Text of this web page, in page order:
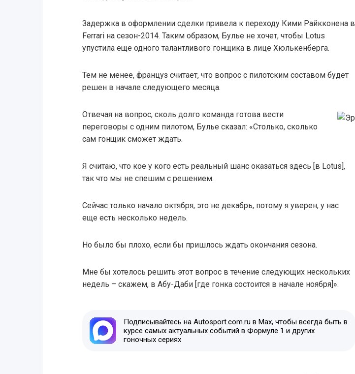
Задержка в оформлении сделки привела к переходу Кими Райкконена в
Ferrari на сезон-2014. Таким образом, Булье не хочет, чтобы Lotus
упустила еще одного талантливого гонщика в лице Хюлькенберга.
Тем не менее, француз считает, что вопрос с пилотским составом будет
решен в начале следующего месяца.
Отвечая на вопрос, сколь долго команда готова вести
переговоры с одним пилотом, Булье сказал: «Столько, сколько
сам гонщик сможет ждать.
Я считаю, что кое у кого есть реальный шанс оказаться здесь [в Lotus],
так что мы не спешим с решением.
Сейчас только начало октября, это не декабрь, потому я уверен, у нас
еще есть несколько недель.
Но было бы плохо, если бы пришлось ждать окончания сезона.
Мне бы хотелось решить этот вопрос в течение следующих нескольких
недель – скажем, в Абу-Даби [где гонка состоится в начале ноября]».
Подписывайтесь на Autosport.com.ru в Max, чтобы всегда быть в
курсе самых актуальных событий в Формуле 1 и других
гоночных сериях